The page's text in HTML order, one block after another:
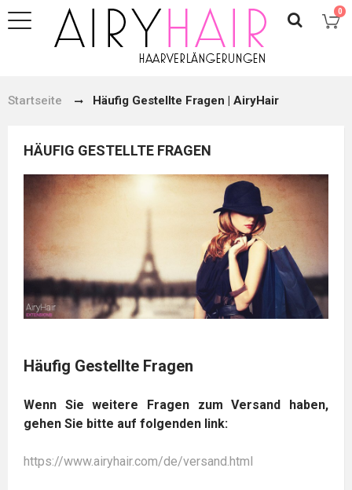
0
Startseite Häufig Gestellte Fragen | AiryHair
HÄUFIG GESTELLTE FRAGEN
Häufig Gestellte Fragen
Wenn Sie weitere Fragen zum Versand haben,
gehen Sie bitte auf folgenden link:
https://www.airyhair.com/de/versand.html